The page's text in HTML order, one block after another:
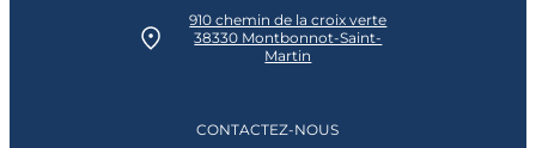
910 chemin de la croix verte
38330 Montbonnot-Saint-
Martin
CONTACTEZ-NOUS